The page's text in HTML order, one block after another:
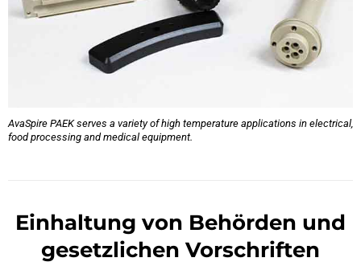
AvaSpire PAEK serves a variety of high temperature applications in electrical,
food processing and medical equipment.
Einhaltung von Behörden und
gesetzlichen Vorschriften